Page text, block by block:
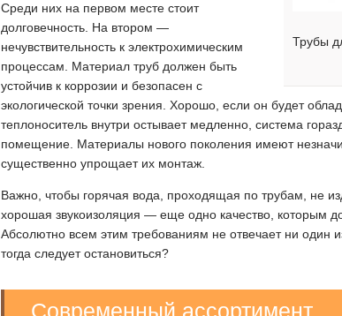
Трубы
Среди них на первом месте стоит
долговечность. На втором —
нечувствительность к электрохимическим
процессам. Материал труб должен быть
устойчив к коррозии и безопасен с
экологической точки зрения. Хорошо, если он будет
теплоноситель внутри остывает медленно, система
помещение. Материалы нового поколения имеют
существенно упрощает их монтаж.
Важно, чтобы горячая вода, проходящая по трубам, не
хорошая звукоизоляция — еще одно качество, которым
Абсолютно всем этим требованиям не отвечает ни один
тогда следует остановиться?
Современный ассортимент